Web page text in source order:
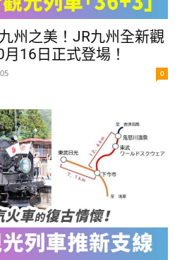
州之美！JR九州全新觀
16日正式登場！
0